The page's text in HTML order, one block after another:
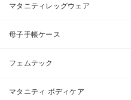
マタニティレッグウェア
母子手帳ケース
フェムテック
マタニティ ボディケア